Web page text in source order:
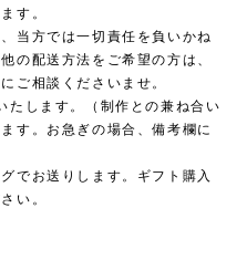
す。
当方では一切責任を負いかね
の配送方法をご希望の方は、
ご相談くださいませ。
たします。（制作との兼ね合い
す。お急ぎの場合、備考欄に
でお送りします。ギフト購入
い。